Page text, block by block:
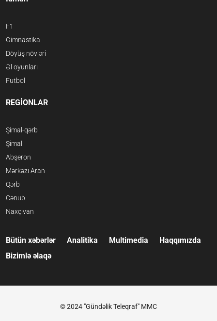
F1
Gimnastika
Döyüş növləri
Əl oyunları
Futbol
REGİONLAR
Şimal-qərb
Şimal
Abşeron
Mərkəzi Aran
Qərb
Cənub
Naxçıvan
Bütün xəbərlər Analitika Multimedia
Haqqımızda
Bizimlə əlaqə
© 2024 "Gündəlik Teleqraf" MMC